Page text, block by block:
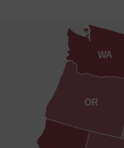
OR
WA